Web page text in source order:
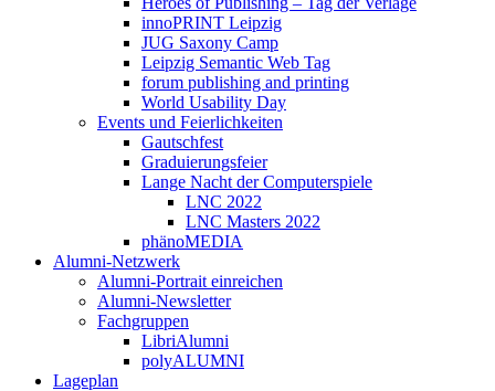
innoPRINT Leipzig
JUG Saxony Camp
Leipzig Semantic Web Tag
forum publishing and printing
World Usability Day
Events und Feierlichkeiten
Gautschfest
Graduierungsfeier
Lange Nacht der Computerspiele
LNC 2022
LNC Masters 2022
phänoMEDIA
Alumni-Netzwerk
Alumni-Portrait einreichen
Alumni-Newsletter
Fachgruppen
LibriAlumni
polyALUMNI
Lageplan